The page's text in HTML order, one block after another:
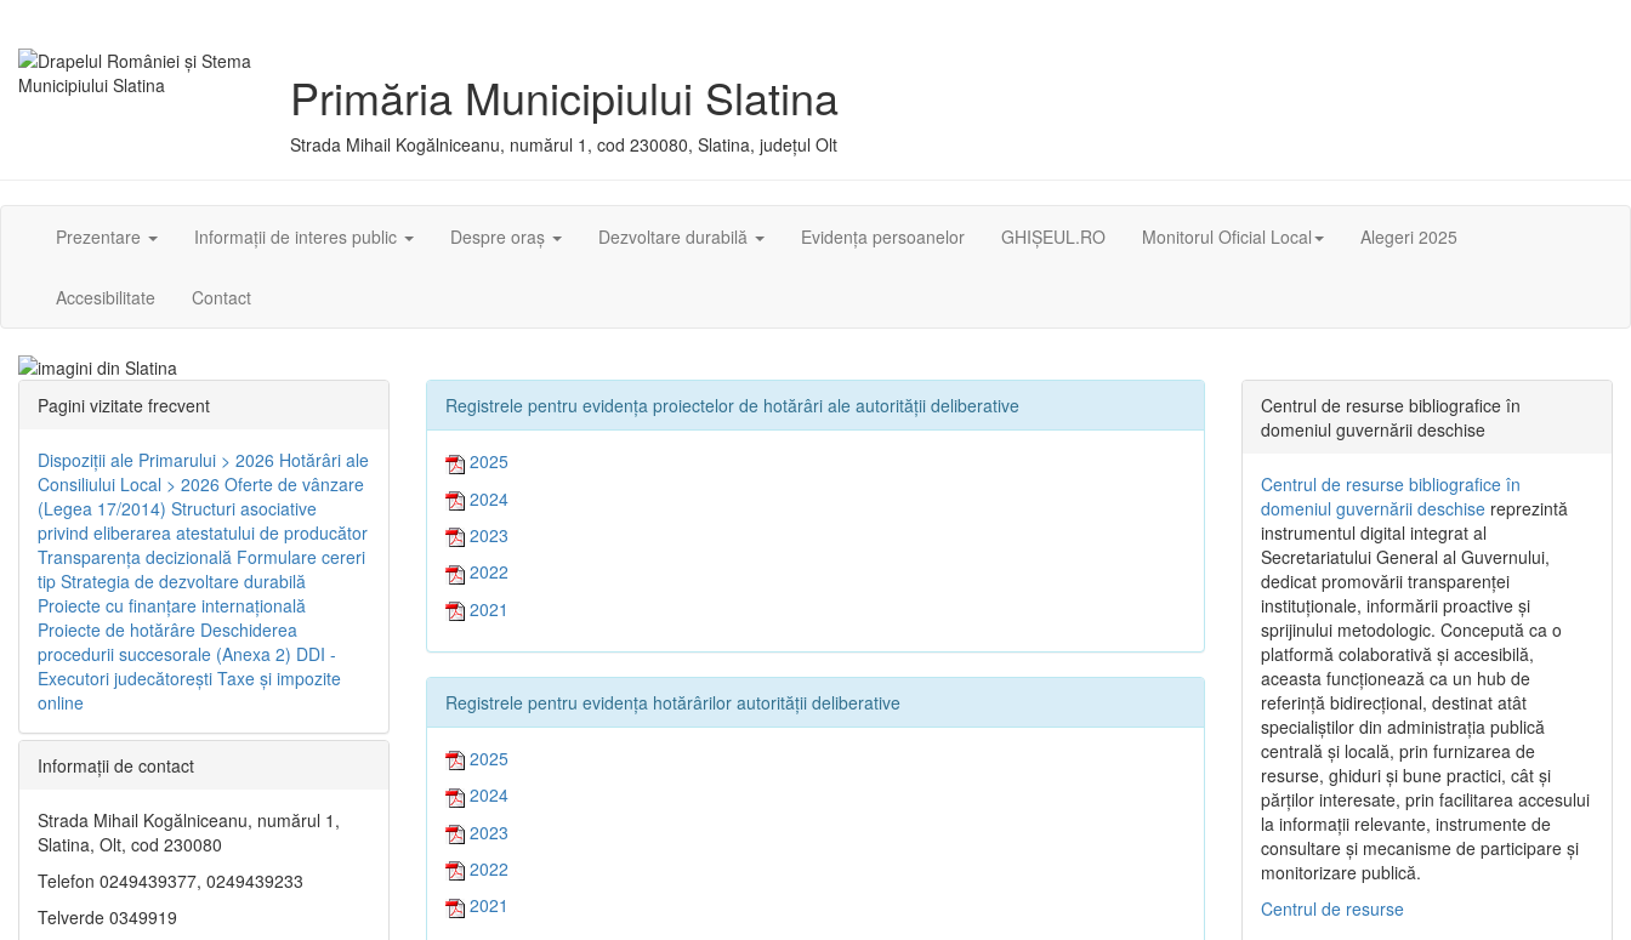
Primăria Municipiului Slatina
Strada Mihail Kogălniceanu, numărul 1, cod 230080, Slatina, județul Olt
Prezentare Informații de interes public Despre oraș Dezvoltare durabilă Evidența persoanelor GHIȘEUL.RO Monitorul Oficial Local Alegeri 2025
Accesibilitate Contact
Registrele pentru evidența proiectelor de hotărâri ale autorității deliberative
2025
2024
2023
2022
2021
Registrele pentru evidența hotărârilor autorității deliberative
2025
2024
2023
2022
2021
Pagini vizitate frecvent
Dispoziţii ale Primarului > 2026 Hotărâri ale
Consiliului Local > 2026 Oferte de vânzare
(Legea 17/2014) Structuri asociative
privind eliberarea atestatului de producător
Transparenţa decizională Formulare cereri
tip Strategia de dezvoltare durabilă
Proiecte cu finanţare internaţională
Proiecte de hotărâre Deschiderea
procedurii succesorale (Anexa 2) DDI -
Executori judecătorești Taxe şi impozite
online
Informaţii de contact
Strada Mihail Kogălniceanu, numărul 1,
Slatina, Olt, cod 230080
Telefon 0249439377, 0249439233
Telverde 0349919
Centrul de resurse bibliografice în
domeniul guvernării deschise
Centrul de resurse bibliografice în
domeniul guvernării deschise reprezintă
instrumentul digital integrat al
Secretariatului General al Guvernului,
dedicat promovării transparenței
instituționale, informării proactive și
sprijinului metodologic. Concepută ca o
platformă colaborativă și accesibilă,
aceasta funcționează ca un hub de
referință bidirecțional, destinat atât
specialiștilor din administrația publică
centrală și locală, prin furnizarea de
resurse, ghiduri și bune practici, cât și
părților interesate, prin facilitarea accesului
la informații relevante, instrumente de
consultare și mecanisme de participare și
monitorizare publică.
Centrul de resurse